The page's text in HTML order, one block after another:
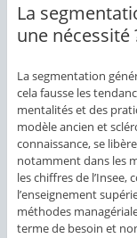
La
une nécessité
La segmentation
cela fausse les
mentalités et des
modèle ancien et
connaissance, se
notamment dans les
les chiffres de
l’enseignement
méthodes
terme de besoin et